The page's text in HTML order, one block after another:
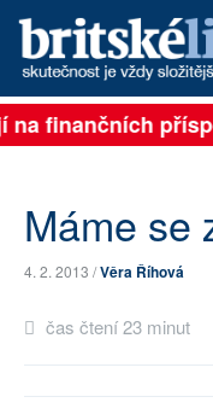
PŘIHLÁSIT
ARCHIV
finančních
Máme se
4. 2. 2013 /Věra Říhová
čas čtení 23 minut